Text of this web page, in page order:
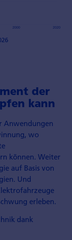
der
kann
Anwendungen
wo
können. Weiter
auf Basis von
Und
erleben.
dank